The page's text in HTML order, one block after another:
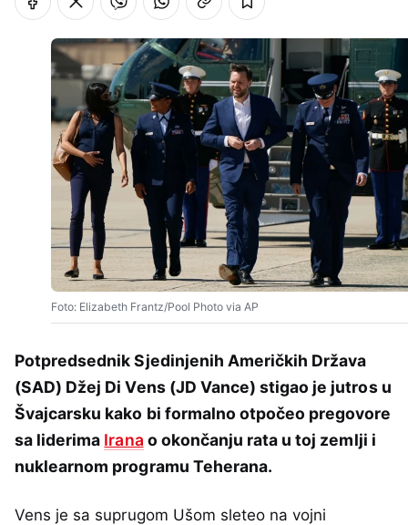
Foto: Elizabeth Frantz/Pool Photo via AP
Potpredsednik Sjedinjenih Američkih Država
(SAD) Džej Di Vens (JD Vance) stigao je jutros u
Švajcarsku kako bi formalno otpočeo pregovore
sa liderima Irana o okončanju rata u toj zemlji i
nuklearnom programu Teherana.
Vens je sa suprugom Ušom sleteo na vojni